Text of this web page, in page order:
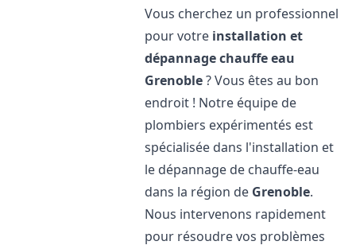
Vous cherchez un professionnel
pour votre installation et
dépannage chauffe eau
Grenoble? Vous êtes au bon
endroit ! Notre équipe de
plombiers expérimentés est
spécialisée dans l'installation et
le dépannage de chauffe-eau
dans la région de Grenoble.
Nous intervenons rapidement
pour résoudre vos problèmes